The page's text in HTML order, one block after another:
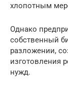
хлопотным
Однако
собственный
разложении,
изготовления
нужд.